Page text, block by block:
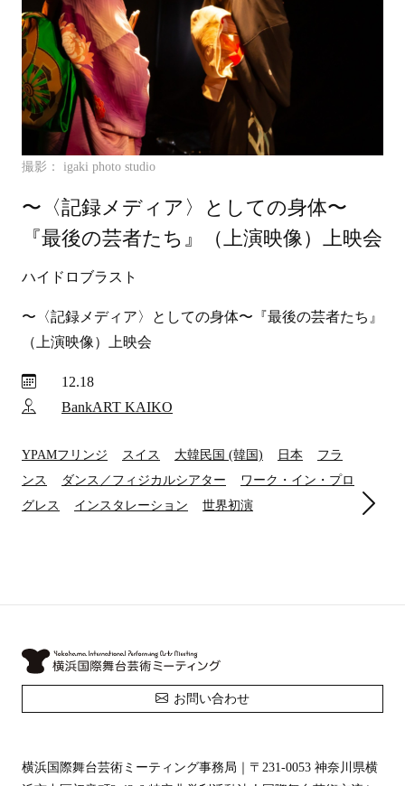
撮影： igaki photo studio
〜〈記録メディア〉としての身体〜
『最後の芸者たち』（上演映像）上映会
ハイドロブラスト
〜〈記録メディア〉としての身体〜『最後の芸者たち』
（上演映像）上映会
12.18
BankART KAIKO
YPAMフリンジ スイス 大韓民国 (韓国) 日本
フラ
ンス
ダンス／フィジカルシアター
ワーク・イン・プロ
グレス
インスタレーション 世界初演
お問い合わせ
横浜国際舞台芸術ミーティング事務局｜ 〒231-0053 神奈川県横